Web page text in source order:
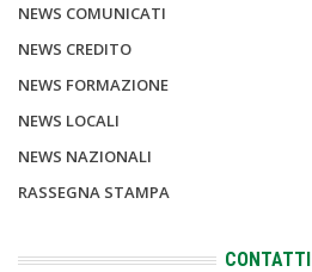
NEWS COMUNICATI
NEWS CREDITO
NEWS FORMAZIONE
NEWS LOCALI
NEWS NAZIONALI
RASSEGNA STAMPA
CONTATTI